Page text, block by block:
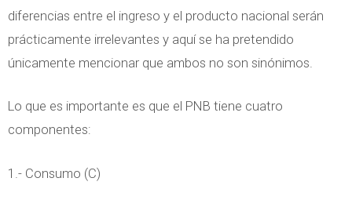
diferencias entre el ingreso y el producto nacional serán
prácticamente irrelevantes y aquí se ha pretendido
únicamente mencionar que ambos no son sinónimos.
Lo que es importante es que el PNB tiene cuatro
componentes:
1.- Consumo (C)